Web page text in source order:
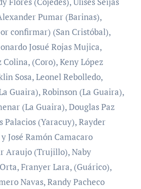
Pumar (Barinas),
confirmar) (San Cristóbal),
Josué Rojas Mujica,
(Coro), Keny López
Sosa, Leonel Rebolledo,
Guaira), Robinson (La Guaira),
(La Guaira), Douglas Paz
Palacios (Yaracuy), Rayder
José Ramón Camacaro
Araujo (Trujillo), Naby
Franyer Lara, (Guárico),
Navas, Randy Pacheco